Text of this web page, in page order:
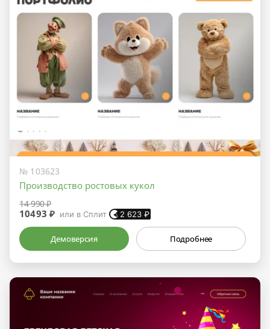
№ 103623
Производство ростовых кукол
14 990 ₽
10493 ₽ или в Сплит 2 623 ₽
Демоверсия Подробнее